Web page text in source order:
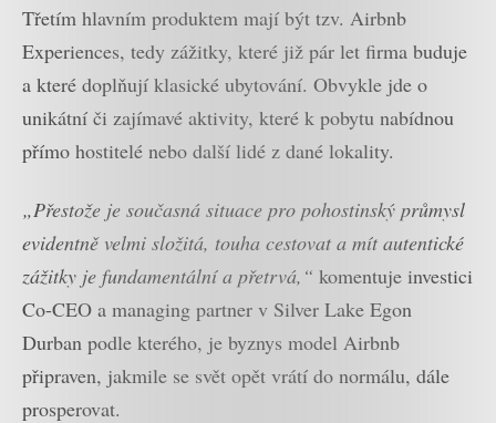
Třetím hlavním produktem mají být tzv. Airbnb
Experiences, tedy zážitky, které již pár let firma buduje
a které doplňují klasické ubytování. Obvykle jde o
unikátní či zajímavé aktivity, které k pobytu nabídnou
přímo hostitelé nebo další lidé z dané lokality.
„Přestože je současná situace pro pohostinský průmysl
evidentně velmi složitá, touha cestovat a mít autentické
zážitky je fundamentální a přetrvá,“ komentuje investici
Co-CEO a managing partner v Silver Lake Egon
Durban podle kterého, je byznys model Airbnb
připraven, jakmile se svět opět vrátí do normálu, dále
prosperovat.